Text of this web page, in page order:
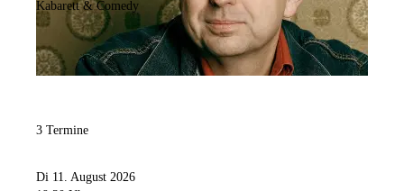
Kabarett & Comedy
3 Termine
Di 11. August 2026